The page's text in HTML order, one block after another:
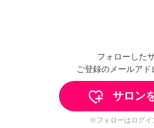
フォローした
ご登録のメールアド
サロン
※フォローはログイ